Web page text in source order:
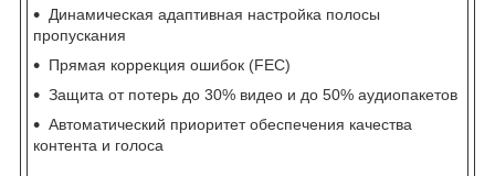
Динамическая адаптивная настройка полосы
пропускания
Прямая коррекция ошибок (FEC)
Защита от потерь до 30% видео и до 50% аудиопакетов
Автоматический приоритет обеспечения качества
контента и голоса